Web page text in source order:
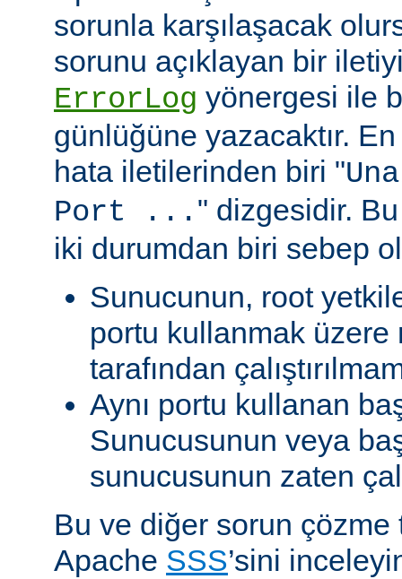
sorunla karşılaşacak
sorunu açıklayan bir
ErrorLog yönergesi ile
günlüğüne yazacaktır. En
hata iletilerinden biri "
Port ... " dizgesidir.
iki durumdan biri sebep
Sunucunun, root
portu kullanmak üzere
tarafından
Aynı portu kullanan
Sunucusunun veya
sunucusunun zaten
Bu ve diğer sorun çözme
Apache SSS’sini